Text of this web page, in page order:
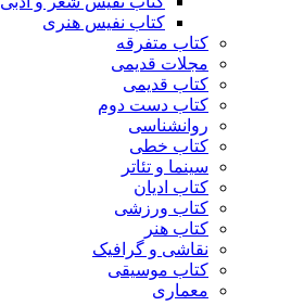
کتاب نفیس هنری
کتاب متفرقه
مجلات قدیمی
کتاب قدیمی
کتاب دست دوم
روانشناسی
کتاب خطی
سینما و تئاتر
کتاب ادیان
کتاب ورزشی
کتاب هنر
نقاشی و گرافیک
کتاب موسیقی
معماری